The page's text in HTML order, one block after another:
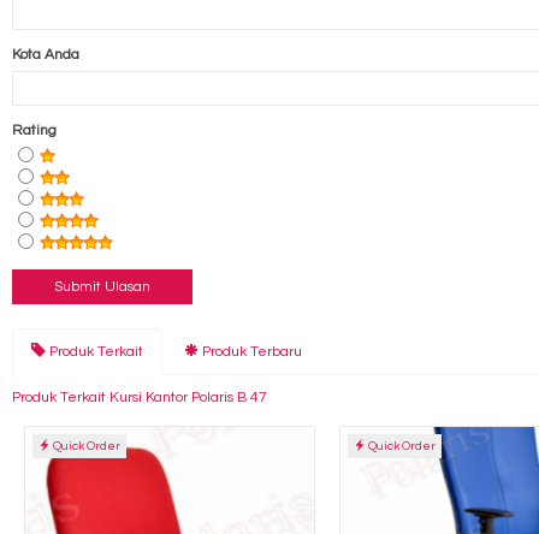
Kota Anda
Rating
Produk Terkait Produk Terbaru
Produk Terkait Kursi Kantor Polaris B 47
Quick Order Quick Order